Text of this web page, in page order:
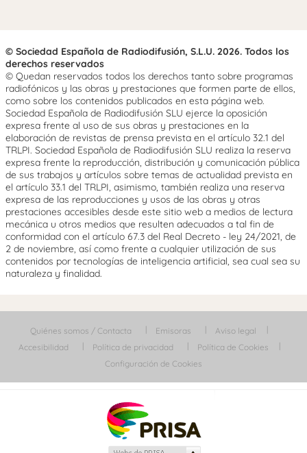
© Sociedad Española de Radiodifusión, S.L.U. 2026. Todos los
derechos reservados
© Quedan reservados todos los derechos tanto sobre programas
radiofónicos y las obras y prestaciones que formen parte de ellos,
como sobre los contenidos publicados en esta página web.
Sociedad Española de Radiodifusión SLU ejerce la oposición
expresa frente al uso de sus obras y prestaciones en la
elaboración de revistas de prensa prevista en el artículo 32.1 del
TRLPI. Sociedad Española de Radiodifusión SLU realiza la reserva
expresa frente la reproducción, distribución y comunicación pública
de sus trabajos y artículos sobre temas de actualidad prevista en
el artículo 33.1 del TRLPI, asimismo, también realiza una reserva
expresa de las reproducciones y usos de las obras y otras
prestaciones accesibles desde este sitio web a medios de lectura
mecánica u otros medios que resulten adecuados a tal fin de
conformidad con el artículo 67.3 del Real Decreto - ley 24/2021, de
2 de noviembre, así como frente a cualquier utilización de sus
contenidos por tecnologías de inteligencia artificial, sea cual sea su
naturaleza y finalidad.
Quiénes somos / Contacta Emisoras
Aviso legal
Accesibilidad
Política de privacidad
Política de Cookies
Configuración de Cookies